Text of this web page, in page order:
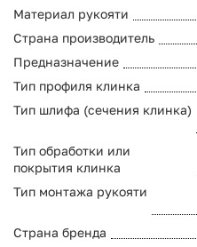
Материал рукояти
Страна производитель
Предназначение
Тип профиля клинка
Тип шлифа (сечения клинка)
Тип обработки или
покрытия клинка
Тип монтажа рукояти
Страна бренда